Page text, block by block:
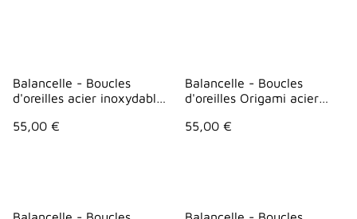
Balancelle - Boucles
d'oreilles acier inoxydable
55,00 €
Balancelle - Boucles
d'oreilles Origami acier
55,00 €